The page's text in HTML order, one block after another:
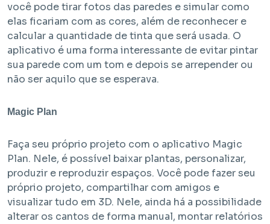
você pode tirar fotos das paredes e simular como
elas ficariam com as cores, além de reconhecer e
calcular a quantidade de tinta que será usada. O
aplicativo é uma forma interessante de evitar pintar
sua parede com um tom e depois se arrepender ou
não ser aquilo que se esperava.
Magic Plan
Faça seu próprio projeto com o aplicativo Magic
Plan. Nele, é possível baixar plantas, personalizar,
produzir e reproduzir espaços. Você pode fazer seu
próprio projeto, compartilhar com amigos e
visualizar tudo em 3D. Nele, ainda há a possibilidade
alterar os cantos de forma manual, montar relatórios